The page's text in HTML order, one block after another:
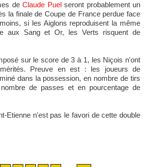
deClaude Puelseront probablement un
la finale de Coupe de France perdue face
si les Aiglons reproduisent la même
aux Sang et Or, les Verts risquent de
sur le score de 3 à 1, les Niçois n'ont
Preuve en est : les joueurs de
dans la possession, en nombre de tirs
de passes et en pourcentage de
Etienne n'est pas le favori de cette double